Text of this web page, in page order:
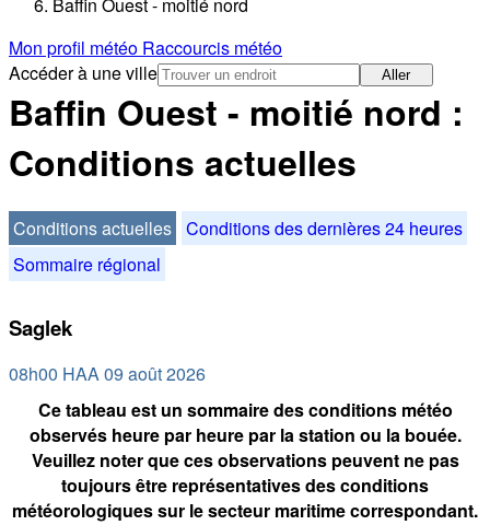
Baffin Ouest - moitié nord
Mon profil météo Raccourcis météo
Accéder à une ville
Aller
Baffin Ouest - moitié nord :
Conditions actuelles
Conditions actuelles Conditions des dernières 24 heures
Sommaire régional
Saglek
08h00 HAA 09 août 2026
Ce tableau est un sommaire des conditions météo
observés heure par heure par la station ou la bouée.
Veuillez noter que ces observations peuvent ne pas
toujours être représentatives des conditions
météorologiques sur le secteur maritime correspondant.